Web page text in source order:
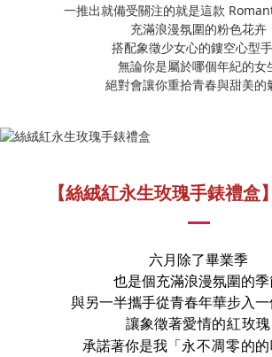
一推出就備受關注的就是這款
充滿浪漫氛圍的粉色花卉
搭配象徵少女心的鏤空心型
無論你是屬於哪個年紀的女
絕對會讓你重拾青春與甜美的
【絲絨紅永生玫瑰手錶禮盒
六月除了畢業季
也是個充滿浪漫氛圍的季
與另一半攜手從青春年華步入
讓象徵著愛情的紅玫瑰
承諾著你是我「永不凋零的的